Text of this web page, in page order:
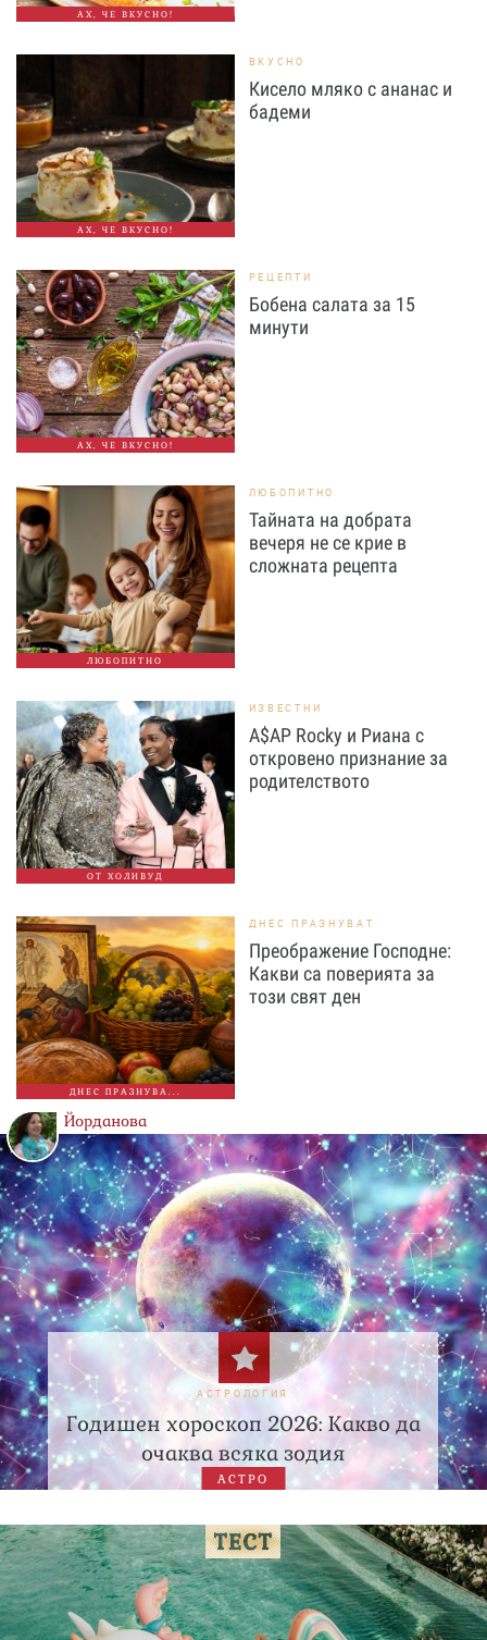
АХ, ЧЕ ВКУСНО!
АХ, ЧЕ ВКУСНО!
ВКУСНО
Кисело мляко с ананас и
бадеми
АХ, ЧЕ ВКУСНО!
РЕЦЕПТИ
Бобена салата за 15
минути
ЛЮБОПИТНО
ЛЮБОПИТНО
Тайната на добрата
вечеря не се крие в
сложната рецепта
ОТ ХОЛИВУД
ИЗВЕСТНИ
A$AP Rocky и Риана с
откровено признание за
родителството
ДНЕС ПРАЗНУВА...
ДНЕС ПРАЗНУВАТ
Преображение Господне:
Какви са поверията за
този свят ден
Йорданова
АСТРОЛОГИЯ
Годишен хороскоп 2026: Какво да
очаква всяка зодия
АСТРО